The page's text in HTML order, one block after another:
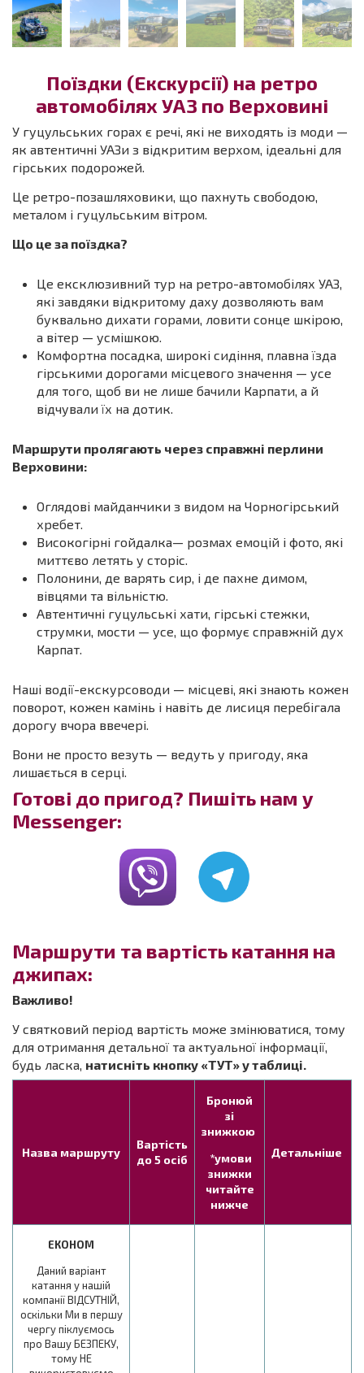
Поїздки (Екскурсії) на ретро
автомобілях УАЗ по Верховині
У гуцульських горах є речі, які не виходять із моди —
як автентичні УАЗи з відкритим верхом, ідеальні для
гірських подорожей.
Це ретро-позашляховики, що пахнуть свободою,
металом і гуцульським вітром.
Що це за поїздка?
Це ексклюзивний тур на ретро-автомобілях УАЗ,
які завдяки відкритому даху дозволяють вам
буквально дихати горами, ловити сонце шкірою,
а вітер — усмішкою.
Комфортна посадка, широкі сидіння, плавна їзда
гірськими дорогами місцевого значення — усе
для того, щоб ви не лише бачили Карпати, а й
відчували їх на дотик.
Маршрути пролягають через справжні перлини
Верховини:
Оглядові майданчики з видом на Чорногірський
хребет.
Високогірні гойдалка— розмах емоцій і фото, які
миттєво летять у сторіс.
Полонини, де варять сир, і де пахне димом,
вівцями та вільністю.
Автентичні гуцульські хати, гірські стежки,
струмки, мости — усе, що формує справжній дух
Карпат.
Наші водії-екскурсоводи — місцеві, які знають кожен
поворот, кожен камінь і навіть де лисиця перебігала
дорогу вчора ввечері.
Вони не просто везуть — ведуть у пригоду, яка
лишається в серці.
Готові до пригод? Пишіть нам у
Messenger:
Маршрути та вартість катання на
джипах:
Важливо!
У святковий період вартість може змінюватися, тому
для отримання детальної та актуальної інформації,
будь ласка, натисніть кнопку «ТУТ» у таблиці.
Назва маршруту
Вартість
до 5 осіб
Бронюй
зі
знижкою
*умови
знижки
читайте
нижче
Детальніше
ЕКОНОМ
Даний варіант
катання у нашій
компанії ВІДСУТНІЙ,
оскільки Ми в першу
чергу піклуємось
про Вашу БЕЗПЕКУ,
тому НЕ